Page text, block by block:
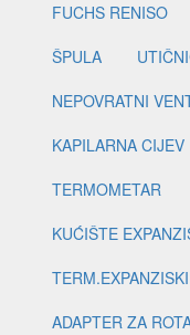
FUCHS RENISO
ŠPULA
NEPOVRATNI
KAPILARNA CIJEV
TERMOMETAR
KUĆIŠTE
ADAPTER ZA